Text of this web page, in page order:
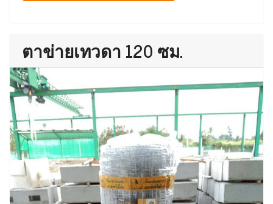
ตาข่ายเทวดา 120 ซม.